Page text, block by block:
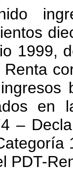
1999,
–
PDT-